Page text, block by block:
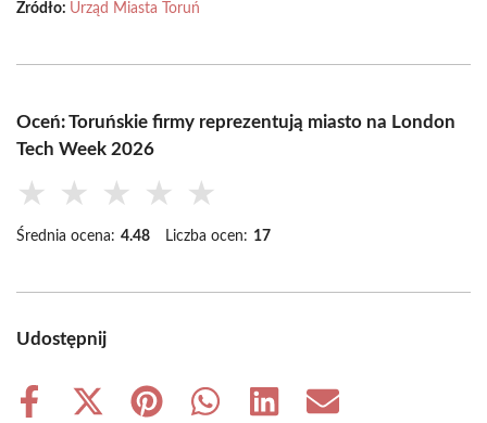
Źródło: Urząd Miasta Toruń
Oceń: Toruńskie firmy reprezentują miasto na London
Tech Week 2026
★ ★ ★ ★ ★
Średnia ocena: 4.48 Liczba ocen: 17
Udostępnij
Share
Share
Share
Share
Share
Share